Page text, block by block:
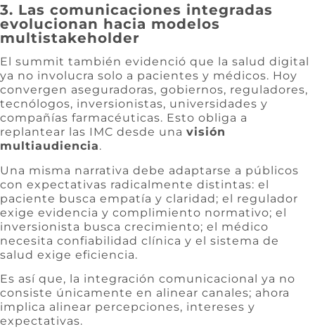
3. Las comunicaciones integradas
evolucionan hacia modelos
multistakeholder
El summit también evidenció que la salud digital
ya no involucra solo a pacientes y médicos. Hoy
convergen aseguradoras, gobiernos, reguladores,
tecnólogos, inversionistas, universidades y
compañías farmacéuticas. Esto obliga a
replantear las IMC desde una visión
multiaudiencia.
Una misma narrativa debe adaptarse a públicos
con expectativas radicalmente distintas: el
paciente busca empatía y claridad; el regulador
exige evidencia y complimiento normativo; el
inversionista busca crecimiento; el médico
necesita confiabilidad clínica y el sistema de
salud exige eficiencia.
Es así que, la integración comunicacional ya no
consiste únicamente en alinear canales; ahora
implica alinear percepciones, intereses y
expectativas.